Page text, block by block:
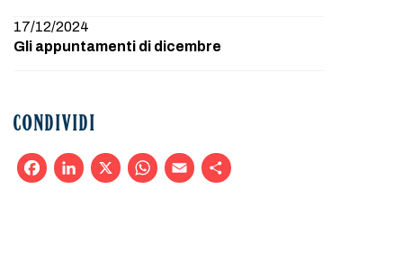
17/12/2024
Gli appuntamenti di dicembre
CONDIVIDI